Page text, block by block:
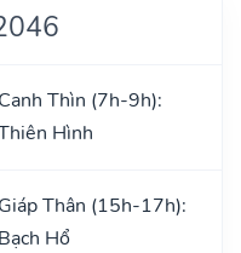
Canh Thìn (7h-9h):
Hình
Giáp Thân (15h-17h):
Bạch Hổ